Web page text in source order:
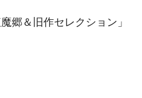
郷＆旧作セレクション」